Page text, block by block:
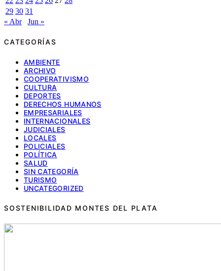
29 30 31
« Abr
Jun »
CATEGORÍAS
AMBIENTE
ARCHIVO
COOPERATIVISMO
CULTURA
DEPORTES
DERECHOS HUMANOS
EMPRESARIALES
INTERNACIONALES
JUDICIALES
LOCALES
POLICIALES
POLÍTICA
SALUD
SIN CATEGORÍA
TURISMO
UNCATEGORIZED
SOSTENIBILIDAD MONTES DEL PLATA